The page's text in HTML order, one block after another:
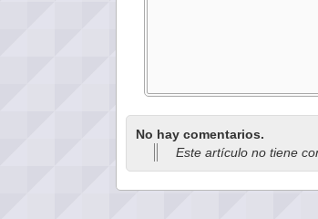
No hay comentarios.
Este artículo no tiene